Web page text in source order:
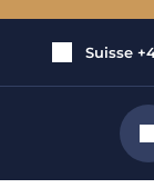
Suisse